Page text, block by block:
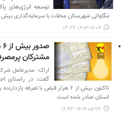
مگاواتی شهرستان محلات با سرمایه‌گذاری بیش از ۹۰۰ میلیارد ریال خبر
۱۴۰۴-۰۶-۰۴ ۱۳:۲۲
مشترکان
اراک- مدیرعامل
گفت: در راستای
تاکنون بیش از ۶ هزار قبض با تعرفه
استان صادر شده است.
۱۴۰۴-۰۵-۲۸ ۱۶:۴۳